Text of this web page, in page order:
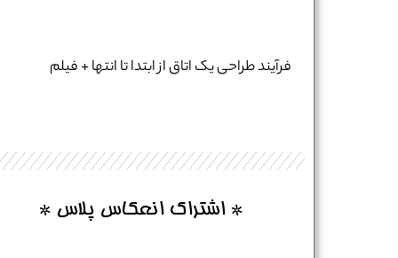
فرآیند طراحی یک اتاق از ابتدا تا انتها + فیلم
* اشتراک انعکاس پلاس *